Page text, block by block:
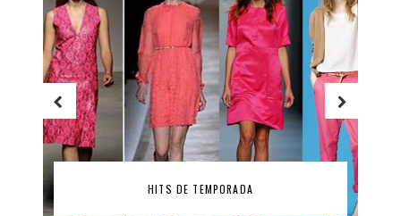
HITS DE TEMPORADA